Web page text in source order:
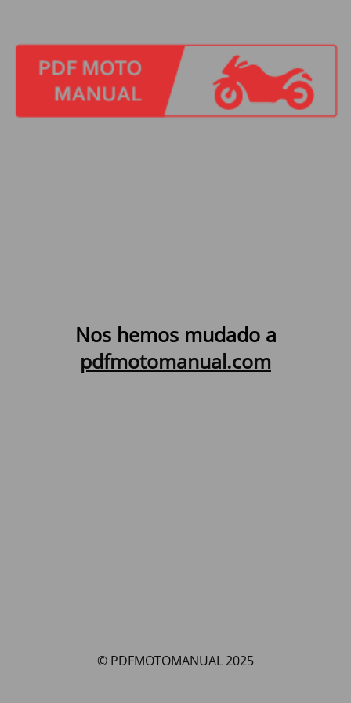
Nos hemos mudado a
pdfmotomanual.com
© PDFMOTOMANUAL 2025